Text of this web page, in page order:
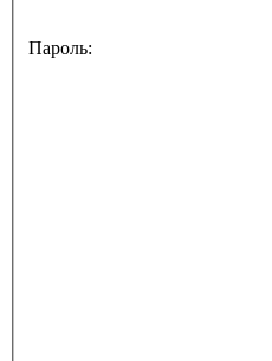
Пароль: